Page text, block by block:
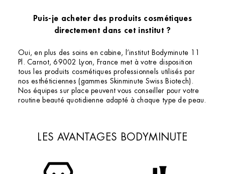
Puis-je acheter des produits cosmétiques
directement dans cet institut ?
Oui, en plus des soins en cabine, l’institut Bodyminute 11
Pl. Carnot, 69002 Lyon, France met à votre disposition
tous les produits cosmétiques professionnels utilisés par
nos esthéticiennes (gammes Skinminute Swiss Biotech).
Nos équipes sur place peuvent vous conseiller pour votre
routine beauté quotidienne adapté à chaque type de peau.
LES AVANTAGES BODYMINUTE